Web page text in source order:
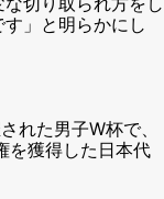
」と明らかにし
た男子W杯で、
を獲得した日本代